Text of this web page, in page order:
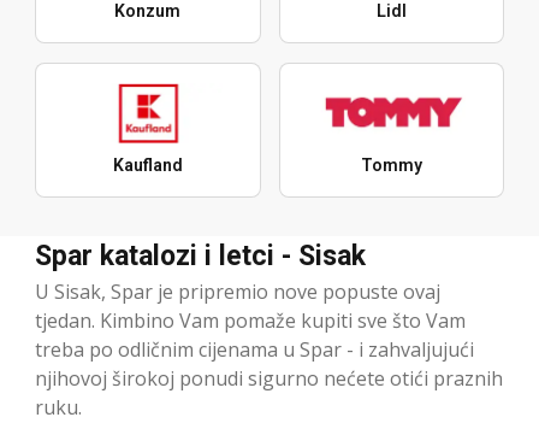
Konzum Lidl
Kaufland Tommy
Spar katalozi i letci - Sisak
U Sisak, Spar je pripremio nove popuste ovaj
tjedan. Kimbino Vam pomaže kupiti sve što Vam
treba po odličnim cijenama u Spar - i zahvaljujući
njihovoj širokoj ponudi sigurno nećete otići praznih
ruku.